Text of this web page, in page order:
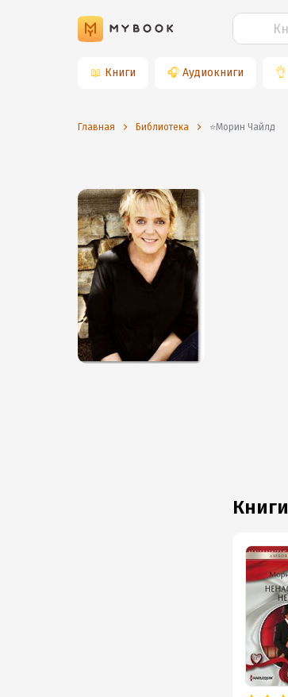
📖 Книги 🎧 Аудиокниги 👌
Главная Библиотека ⭐️Морин Чайлд
книги